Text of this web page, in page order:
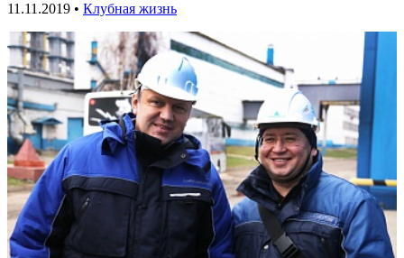
11.11.2019 • Клубная жизнь